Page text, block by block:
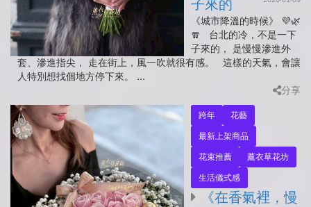
子來的
《城市降溫的時候》 💜🌿
🧣 台北的冷，不是一下
子來的， 是慢慢滲進外
套、滲進指尖， 走在街上，風一吹就很有感。 這樣的天氣，會讓
人特別想找個地方停下來。 ...
分享
跨年
花藝
最新上架商品
花束推薦
薰衣草花坊
生活儀式感
《在香氣裡，慢